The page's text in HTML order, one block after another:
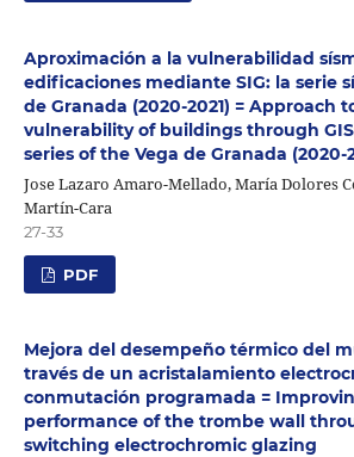
Aproximación a la vulnerabilidad
edificaciones mediante SIG: la serie
de Granada (2020-2021) = Approach
vulnerability of buildings through
series of the Vega de Granada (2020-
Jose Lazaro Amaro-Mellado, María Dolores
Martín-Cara
27-33
PDF
Mejora del desempeño térmico del
través de un acristalamiento
conmutación programada =
performance of the trombe wall
switching electrochromic glazing